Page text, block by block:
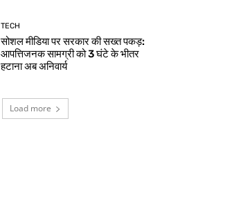
TECH
सोशल मीडिया पर सरकार की सख्त पकड़:
आपत्तिजनक सामग्री को 3 घंटे के भीतर
हटाना अब अनिवार्य
Load more